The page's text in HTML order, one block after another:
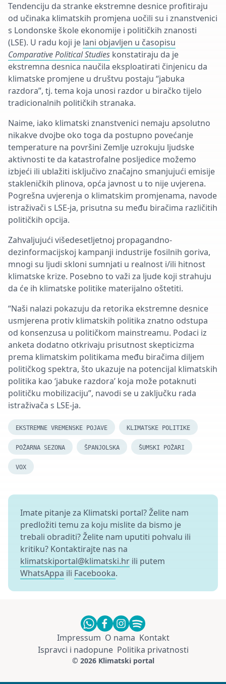
Tendenciju da stranke ekstremne desnice profitiraju
od učinaka klimatskih promjena uočili su i znanstvenici
s Londonske škole ekonomije i političkih znanosti
(LSE). U radu koji je lani objavljen u časopisu
Comparative Political Studies konstatiraju da je
ekstremna desnica naučila eksploatirati činjenicu da
klimatske promjene u društvu postaju “jabuka
razdora”, tj. tema koja unosi razdor u biračko tijelo
tradicionalnih političkih stranaka.
Naime, iako klimatski znanstvenici nemaju apsolutno
nikakve dvojbe oko toga da postupno povećanje
temperature na površini Zemlje uzrokuju ljudske
aktivnosti te da katastrofalne posljedice možemo
izbjeći ili ublažiti isključivo značajno smanjujući emisije
stakleničkih plinova, opća javnost u to nije uvjerena.
Pogrešna uvjerenja o klimatskim promjenama, navode
istraživači s LSE-ja, prisutna su među biračima različitih
političkih opcija.
Zahvaljujući višedesetljetnoj propagandno-
dezinformacijskoj kampanji industrije fosilnih goriva,
mnogi su ljudi skloni sumnjati u realnost i/ili hitnost
klimatske krize. Posebno to važi za ljude koji strahuju
da će ih klimatske politike materijalno oštetiti.
“Naši nalazi pokazuju da retorika ekstremne desnice
usmjerena protiv klimatskih politika znatno odstupa
od konsenzusa u političkom mainstreamu. Podaci iz
anketa dodatno otkrivaju prisutnost skepticizma
prema klimatskim politikama među biračima diljem
političkog spektra, što ukazuje na potencijal klimatskih
politika kao ‘jabuke razdora’ koja može potaknuti
političku mobilizaciju”, navodi se u zaključku rada
istraživača s LSE-ja.
EKSTREMNE VREMENSKE POJAVE KLIMATSKE POLITIKE
POŽARNA SEZONA ŠPANJOLSKA ŠUMSKI POŽARI
VOX
Imate pitanje za Klimatski portal? Želite nam
predložiti temu za koju mislite da bismo je
trebali obraditi? Želite nam uputiti pohvalu ili
kritiku? Kontaktirajte nas na
klimatskiportal@klimatski.hr ili putem
WhatsAppa ili Facebooka.
Impressum O nama Kontakt
Ispravci i nadopune Politika privatnosti
© 2026 Klimatski portal